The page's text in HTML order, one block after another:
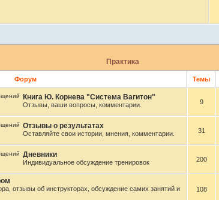
Практика
Форум Темы
Книга Ю. Корнева "Система Вагитон"
Отзывы, ваши вопросы, комментарии. 9
Отзывы о результатах
Оставляйте свои истории, мнения, комментарии. 31
Дневники
Индивидуальное обсуждение тренировок 200
отзывы об инструкторах, обсуждение самих занятий и
108